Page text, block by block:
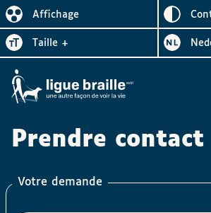
Affichage
Réduire l’affichage
Augmenter la
taille +
Prendre contact
Votre demande